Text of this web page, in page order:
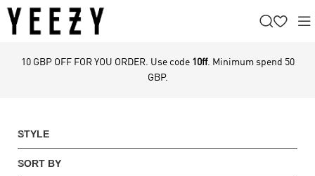
10 GBP OFF FOR YOU ORDER. Use code 10ff. Minimum spend 50
GBP.
STYLE
SORT BY